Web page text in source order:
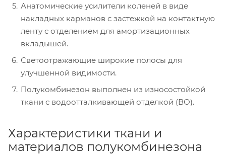
Анатомические усилители коленей в виде
накладных карманов с застежкой на контактную
ленту с отделением для амортизационных
вкладышей.
Светоотражающие широкие полосы для
улучшенной видимости.
Полукомбинезон выполнен из износостойкой
ткани с водоотталкивающей отделкой (ВО).
Характеристики ткани и
материалов полукомбинезона